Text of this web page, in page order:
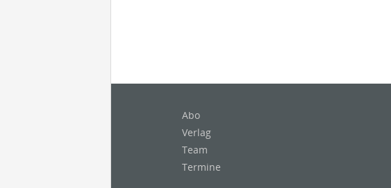
Abo
Verlag
Team
Termine